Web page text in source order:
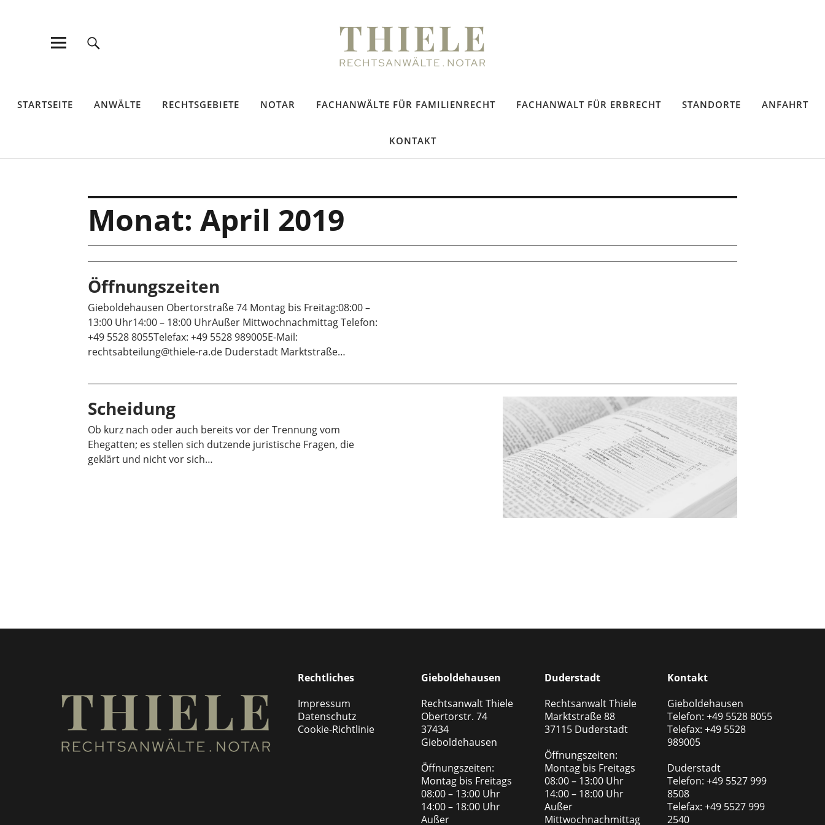
Thiele Rechtsanwälte
STARTSEITE ANWÄLTE RECHTSGEBIETE NOTAR FACHANWÄLTE FÜR FAMILIENRECHT FACHANWALT FÜR ERBRECHT STANDORTE ANFAHRT
KONTAKT
Monat: April 2019
Öffnungszeiten
Gieboldehausen Obertorstraße 74 Montag bis Freitag:08:00 –
13:00 Uhr14:00 – 18:00 UhrAußer Mittwochnachmittag Telefon:
+49 5528 8055Telefax: +49 5528 989005E-Mail:
rechtsabteilung@thiele-ra.de Duderstadt Marktstraße…
Scheidung
Ob kurz nach oder auch bereits vor der Trennung vom
Ehegatten; es stellen sich dutzende juristische Fragen, die
geklärt und nicht vor sich…
Rechtliches
Impressum
Datenschutz
Cookie-Richtlinie
Gieboldehausen
Rechtsanwalt Thiele
Obertorstr. 74
37434
Gieboldehausen
Öffnungszeiten:
Montag bis Freitags
08:00 – 13:00 Uhr
14:00 – 18:00 Uhr
Außer
Duderstadt
Rechtsanwalt Thiele
Marktstraße 88
37115 Duderstadt
Öffnungszeiten:
Montag bis Freitags
08:00 – 13:00 Uhr
14:00 – 18:00 Uhr
Außer
Mittwochnachmittag
Kontakt
Gieboldehausen
Telefon: +49 5528 8055
Telefax: +49 5528
989005
Duderstadt
Telefon: +49 5527 999
8508
Telefax: +49 5527 999
2540